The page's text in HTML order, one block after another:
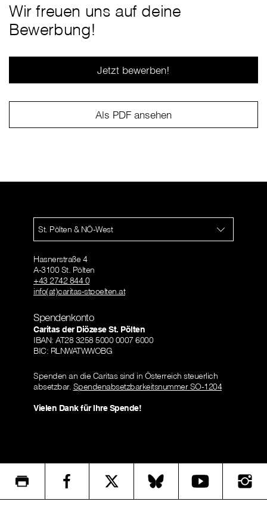
Wir freuen uns auf deine
Bewerbung!
Jetzt bewerben!
Als PDF ansehen
St. Pölten & NÖ-West
Hasnerstraße 4
A-3100 St. Pölten
+43 2742 844 0
info(at)caritas-stpoelten.at
Spendenkonto
Caritas der Diözese St. Pölten
IBAN: AT28 3258 5000 0007 6000
BIC: RLNWATWWOBG
Spenden an die Caritas sind in Österreich steuerlich
absetzbar. Spendenabsetzbarkeitsnummer SO-1204
Vielen Dank für Ihre Spende!